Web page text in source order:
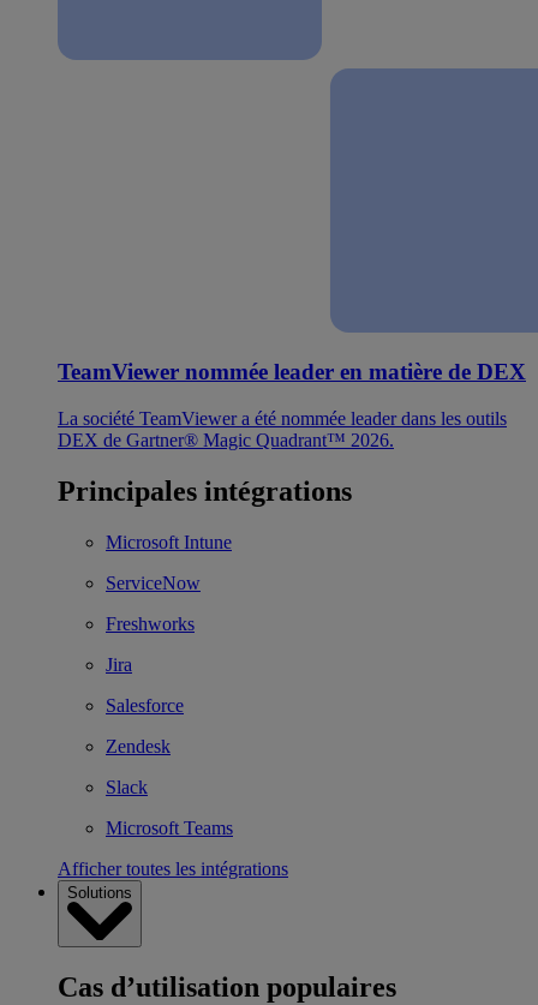
TeamViewer nommée leader en matière de DEX
La société TeamViewer a été nommée leader dans les outils
DEX de Gartner® Magic Quadrant™ 2026.
Principales intégrations
Microsoft Intune
ServiceNow
Freshworks
Jira
Salesforce
Zendesk
Slack
Microsoft Teams
Afficher toutes les intégrations
Solutions
Cas d’utilisation populaires